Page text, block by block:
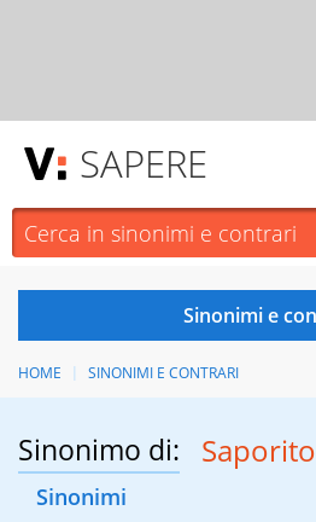
SAPERE
HOME SINONIMI E CONTRARI
Sinonimo di: Saporito
Sinonimi